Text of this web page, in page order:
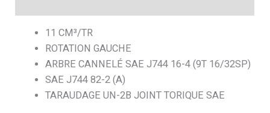
11 CM³/TR
ROTATION GAUCHE
ARBRE CANNELÉ SAE J744 16-4 (9T 16/32SP)
SAE J744 82-2 (A)
TARAUDAGE UN-2B JOINT TORIQUE SAE